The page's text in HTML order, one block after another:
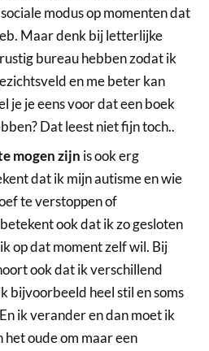
modus op momenten dat
Maar denk bij letterlijke
bureau hebben zodat ik
en me beter kan
je je eens voor dat een boek
Dat leest niet fijn toch..
mogen zijn is ook erg
dat ik mijn autisme en wie
te verstoppen of
ook dat ik zo gesloten
op dat moment zelf wil. Bij
ook dat ik verschillend
bijvoorbeeld heel stil en soms
ik verander en dan moet ik
het oude om maar een